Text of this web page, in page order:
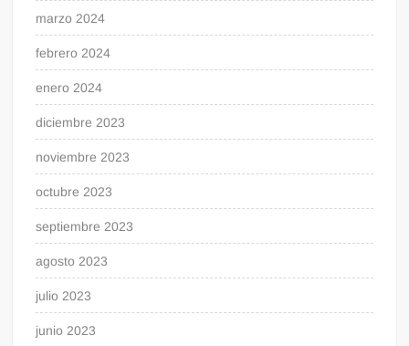
marzo 2024
febrero 2024
enero 2024
diciembre 2023
noviembre 2023
octubre 2023
septiembre 2023
agosto 2023
julio 2023
junio 2023